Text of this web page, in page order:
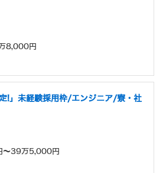
8,000円
!」未経験採用枠/エンジニア/寮・社
～39万5,000円